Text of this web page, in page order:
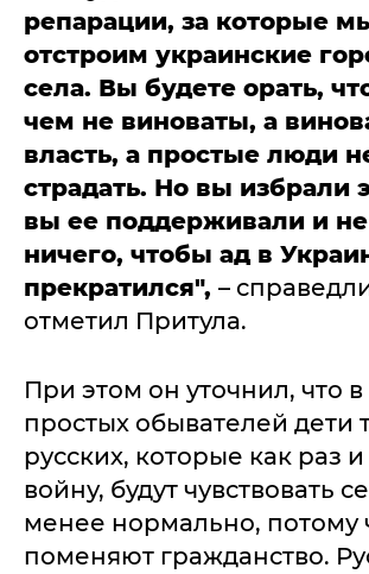
репарации, за которые
отстроим украинские
села. Вы будете орать,
чем не виноваты, а
власть, а простые люди
страдать. Но вы избрали
вы ее поддерживали и
ничего, чтобы ад в
прекратился", –
отметил Притула.
При этом он уточнил, что
простых обывателей дети
русских, которые как раз и
войну, будут чувствовать
менее нормально, потому
поменяют гражданство.